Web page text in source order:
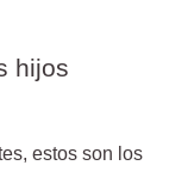
hijos
estos son los